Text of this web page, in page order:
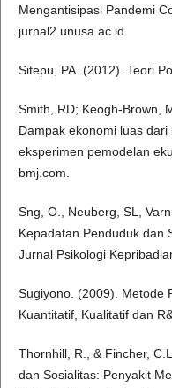
Mengantisipasi Pandemi
jurnal2.unusa.ac.id
Sitepu, PA. (2012). Teori
Smith, RD; Keogh-Brown,
Dampak ekonomi luas
eksperimen pemodelan
bmj.com.
Sng, O., Neuberg, SL,
Kepadatan Penduduk dan
Jurnal Psikologi
Sugiyono. (2009). Metode
Kuantitatif, Kualitatif dan
Thornhill, R., & Fincher,
dan Sosialitas: Penyakit